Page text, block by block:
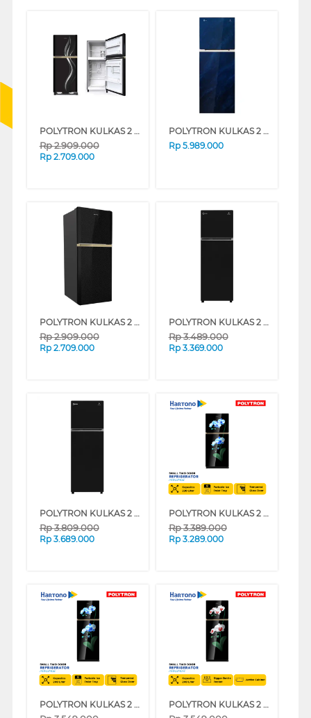
POLYTRON KULKAS 2 PINTU KECIL 2 DOOR SMALL REFRIGERATOR PRM20CLD
Rp2.909.000
Rp 2.709.000
POLYTRON KULKAS 2 PINTU BESAR 2 DOOR BIG REFRIGERATOR PRM495MB
Rp 5.989.000
POLYTRON KULKAS 2 PINTU KECIL SMALL 2 DOOR REFRIGERATOR PRM20CDX
Rp2.909.000
Rp 2.709.000
POLYTRON KULKAS 2 PINTU KECIL 2 DOOR SMALL REFRIGERATOR PRW25MNXC
Rp3.489.000
Rp 3.369.000
POLYTRON KULKAS 2 PINTU KECIL 2 DOOR SMALL REFRIGERATOR PRW29MNXC
Rp3.809.000
Rp 3.689.000
POLYTRON KULKAS 2 PINTU KECIL SMALL 2 DOOR REFRIGERATOR PRW23MOB
Rp3.389.000
Rp 3.289.000
POLYTRON KULKAS 2 PINTU KECIL SMALL 2 DOOR REFRIGERATOR PRW25MOB POLYTRON KULKAS 2 PINTU KECIL SMALL 2 DOOR REFRIGERATOR PRW25MOW